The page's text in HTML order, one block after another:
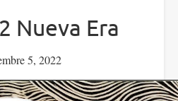
Nueva Era
5, 2022